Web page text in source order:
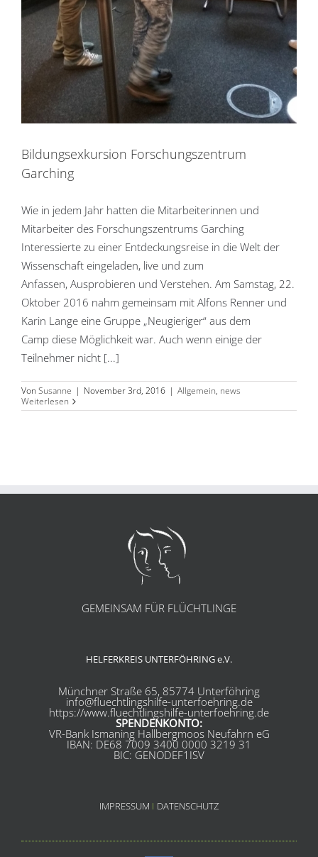
Bildungsexkursion Forschungszentrum
Garching
Wie in jedem Jahr hatten die Mitarbeiterinnen und
Mitarbeiter des Forschungszentrums Garching
Interessierte zu einer Entdeckungsreise in die Welt der
Wissenschaft eingeladen, live und zum
Anfassen, Ausprobieren und Verstehen. Am Samstag, 22.
Oktober 2016 nahm gemeinsam mit Alfons Renner und
Karin Lange eine Gruppe „Neugieriger“ aus dem
Camp diese Möglichkeit war. Auch wenn einige der
Teilnehmer nicht [...]
Von Susanne | November 3rd, 2016 | Allgemein, news
Weiterlesen
GEMEINSAM FÜR FLÜCHTLINGE
HELFERKREIS UNTERFÖHRING e.V.
Münchner Straße 65, 85774 Unterföhring
info@fluechtlingshilfe-unterfoehring.de
https://www.fluechtlingshilfe-unterfoehring.de
SPENDENKONTO:
VR-Bank Ismaning Hallbergmoos Neufahrn eG
IBAN: DE68 7009 3400 0000 3219 31
BIC: GENODEF1ISV
IMPRESSUM I DATENSCHUTZ